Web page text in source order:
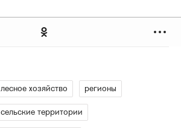
лесное хозяйство регионы
сельские территории